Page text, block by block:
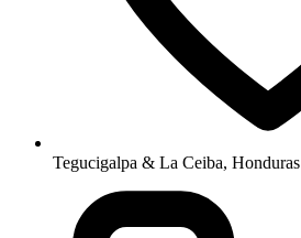
Tegucigalpa & La Ceiba, Honduras